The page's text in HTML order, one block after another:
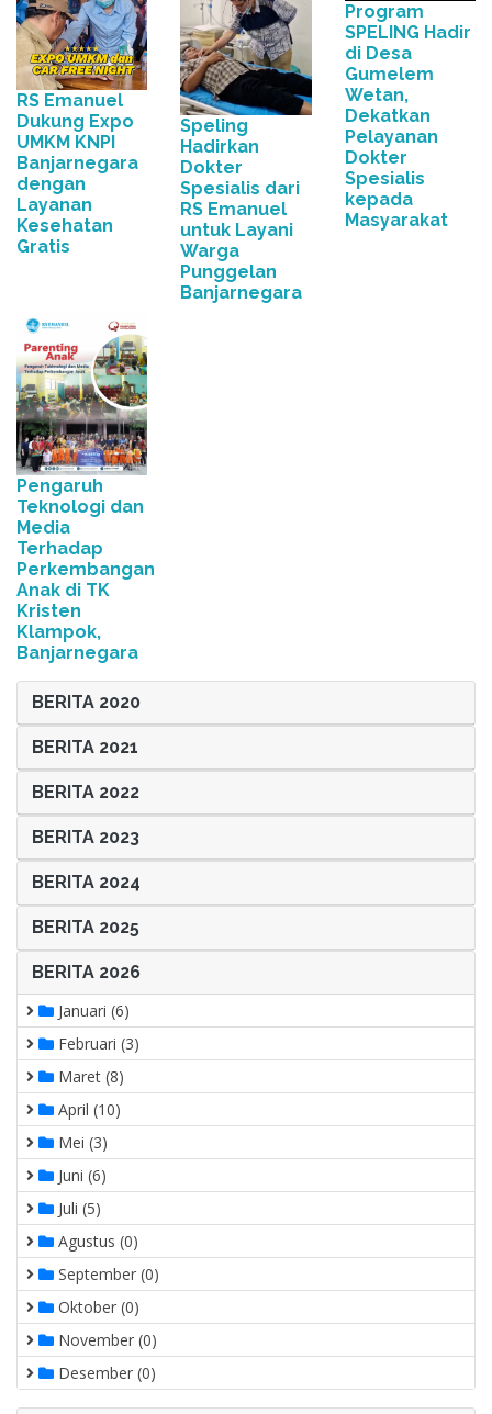
RS Emanuel
Dukung Expo
UMKM KNPI
Banjarnegara
dengan
Layanan
Kesehatan
Gratis
Speling
Hadirkan
Dokter
Spesialis dari
RS Emanuel
untuk Layani
Warga
Punggelan
Banjarnegara
Program
SPELING Hadir
di Desa
Gumelem
Wetan,
Dekatkan
Pelayanan
Dokter
Spesialis
kepada
Masyarakat
Pengaruh
Teknologi dan
Media
Terhadap
Perkembangan
Anak di TK
Kristen
Klampok,
Banjarnegara
BERITA 2020
BERITA 2021
BERITA 2022
BERITA 2023
BERITA 2024
BERITA 2025
BERITA 2026
Januari (6)
Februari (3)
Maret (8)
April (10)
Mei (3)
Juni (6)
Juli (5)
Agustus (0)
September (0)
Oktober (0)
November (0)
Desember (0)